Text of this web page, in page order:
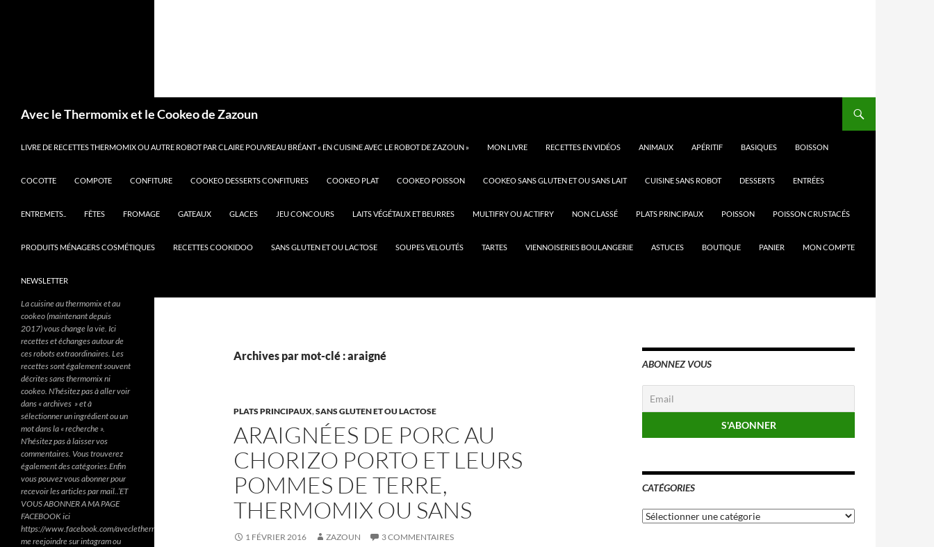
Avec le Thermomix et le Cookeo de Zazoun
LIVRE DE RECETTES THERMOMIX OU AUTRE ROBOT PAR CLAIRE POUVREAU BRÉANT « EN CUISINE AVEC LE ROBOT DE ZAZOUN » MON LIVRE RECETTES EN VIDÉOS ANIMAUX APÉRITIF BASIQUES BOISSON
COCOTTE COMPOTE CONFITURE COOKEO DESSERTS CONFITURES COOKEO PLAT COOKEO POISSON COOKEO SANS GLUTEN ET OU SANS LAIT CUISINE SANS ROBOT DESSERTS ENTRÉES
ENTREMETS.. FÊTES FROMAGE GATEAUX GLACES JEU CONCOURS LAITS VÉGÉTAUX ET BEURRES MULTIFRY OU ACTIFRY NON CLASSÉ PLATS PRINCIPAUX POISSON POISSON CRUSTACÉS
PRODUITS MÉNAGERS COSMÉTIQUES RECETTES COOKIDOO SANS GLUTEN ET OU LACTOSE SOUPES VELOUTÉS TARTES VIENNOISERIES BOULANGERIE ASTUCES BOUTIQUE PANIER MON COMPTE
NEWSLETTER
Archives par mot-clé : araigné
PLATS PRINCIPAUX,SANS GLUTEN ET OU LACTOSE
ARAIGNÉES DE PORC AU
CHORIZO PORTO ET LEURS
POMMES DE TERRE,
THERMOMIX OU SANS
1 FÉVRIER 2016 ZAZOUN 3 COMMENTAIRES
ABONNEZ VOUS
CATÉGORIES
Catégories
La cuisine au thermomix et au
cookeo (maintenant depuis
2017) vous change la vie. Ici
recettes et échanges autour de
ces robots extraordinaires. Les
recettes sont également souvent
décrites sans thermomix ni
cookeo. N’hésitez pas à aller voir
dans « archives » et à
sélectionner un ingrédient ou un
mot dans la « recherche ».
N’hésitez pas à laisser vos
commentaires. Vous trouverez
également des catégories.Enfin
vous pouvez vous abonner pour
recevoir les articles par mail..’ET
VOUS ABONNER A MA PAGE
FACEBOOK ici
https://www.facebook.com/aveclethermomixetcookeodezazoun/
me reejoindre sur intagram ou